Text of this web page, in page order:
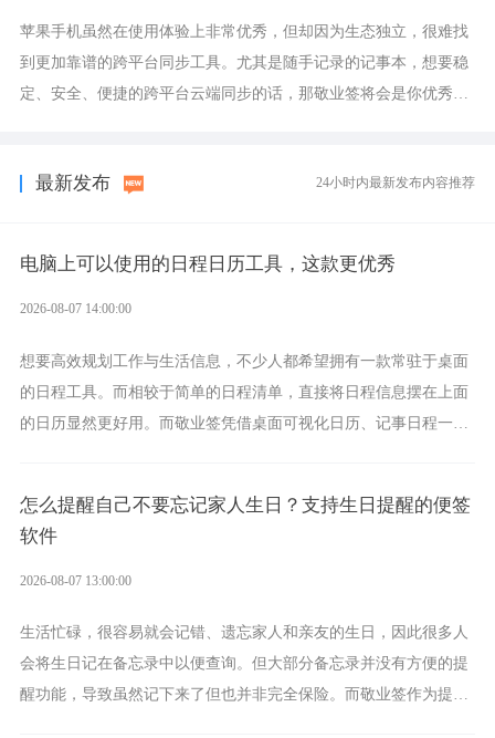
苹果手机虽然在使用体验上非常优秀，但却因为生态独立，很难找
到更加靠谱的跨平台同步工具。尤其是随手记录的记事本，想要稳
定、安全、便捷的跨平台云端同步的话，那敬业签将会是你优秀的
最新发布 24小时内最新发布内容推荐
电脑上可以使用的日程日历工具，这款更优秀
2026-08-07 14:00:00
想要高效规划工作与生活信息，不少人都希望拥有一款常驻于桌面
的日程工具。而相较于简单的日程清单，直接将日程信息摆在上面
的日历显然更好用。而敬业签凭借桌面可视化日历、记事日程一体
怎么提醒自己不要忘记家人生日？支持生日提醒的便签
软件
2026-08-07 13:00:00
生活忙碌，很容易就会记错、遗忘家人和亲友的生日，因此很多人
会将生日记在备忘录中以便查询。但大部分备忘录并没有方便的提
醒功能，导致虽然记下来了但也并非完全保险。而敬业签作为提醒